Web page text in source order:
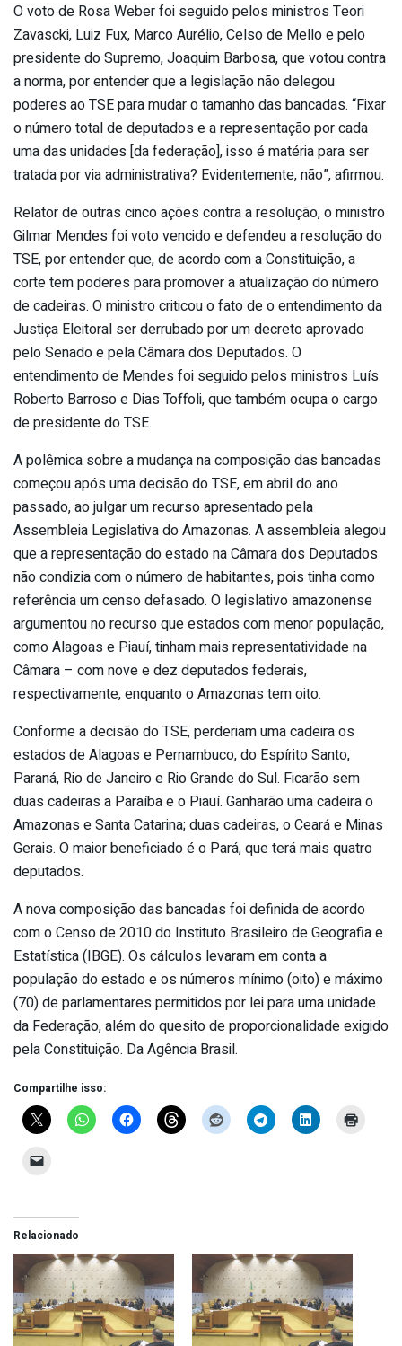
O voto de Rosa Weber foi seguido pelos ministros Teori
Zavascki, Luiz Fux, Marco Aurélio, Celso de Mello e pelo
presidente do Supremo, Joaquim Barbosa, que votou contra
a norma, por entender que a legislação não delegou
poderes ao TSE para mudar o tamanho das bancadas. “Fixar
o número total de deputados e a representação por cada
uma das unidades [da federação], isso é matéria para ser
tratada por via administrativa? Evidentemente, não”, afirmou.
Relator de outras cinco ações contra a resolução, o ministro
Gilmar Mendes foi voto vencido e defendeu a resolução do
TSE, por entender que, de acordo com a Constituição, a
corte tem poderes para promover a atualização do número
de cadeiras. O ministro criticou o fato de o entendimento da
Justiça Eleitoral ser derrubado por um decreto aprovado
pelo Senado e pela Câmara dos Deputados. O
entendimento de Mendes foi seguido pelos ministros Luís
Roberto Barroso e Dias Toffoli, que também ocupa o cargo
de presidente do TSE.
A polêmica sobre a mudança na composição das bancadas
começou após uma decisão do TSE, em abril do ano
passado, ao julgar um recurso apresentado pela
Assembleia Legislativa do Amazonas. A assembleia alegou
que a representação do estado na Câmara dos Deputados
não condizia com o número de habitantes, pois tinha como
referência um censo defasado. O legislativo amazonense
argumentou no recurso que estados com menor população,
como Alagoas e Piauí, tinham mais representatividade na
Câmara – com nove e dez deputados federais,
respectivamente, enquanto o Amazonas tem oito.
Conforme a decisão do TSE, perderiam uma cadeira os
estados de Alagoas e Pernambuco, do Espírito Santo,
Paraná, Rio de Janeiro e Rio Grande do Sul. Ficarão sem
duas cadeiras a Paraíba e o Piauí. Ganharão uma cadeira o
Amazonas e Santa Catarina; duas cadeiras, o Ceará e Minas
Gerais. O maior beneficiado é o Pará, que terá mais quatro
deputados.
A nova composição das bancadas foi definida de acordo
com o Censo de 2010 do Instituto Brasileiro de Geografia e
Estatística (IBGE). Os cálculos levaram em conta a
população do estado e os números mínimo (oito) e máximo
(70) de parlamentares permitidos por lei para uma unidade
da Federação, além do quesito de proporcionalidade exigido
pela Constituição. Da Agência Brasil.
Compartilhe isso:
Relacionado